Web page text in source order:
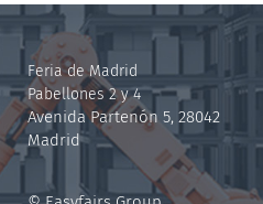
Feria de Madrid
Pabellones 2 y 4
Avenida Partenón 5, 28042
Madrid